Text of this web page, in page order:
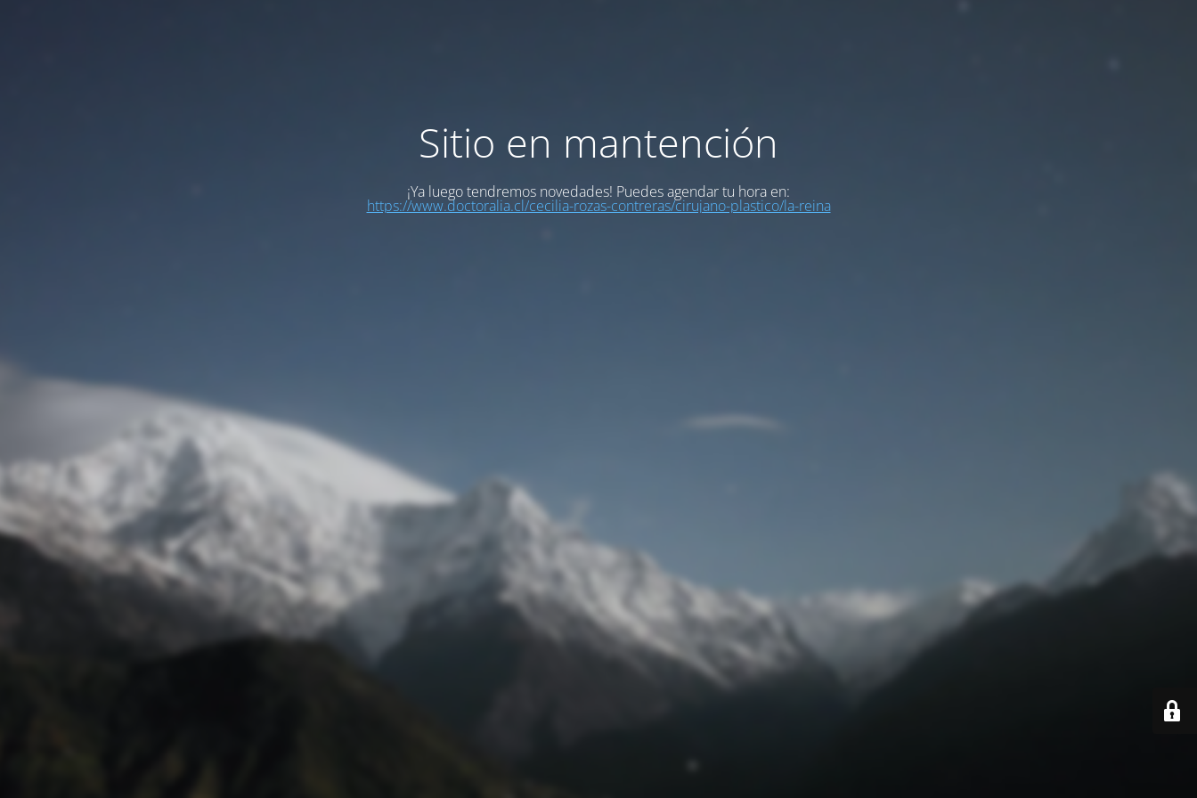
Sitio en mantención
¡Ya luego tendremos novedades! Puedes agendar tu hora en:
https://www.doctoralia.cl/cecilia-rozas-contreras/cirujano-plastico/la-reina